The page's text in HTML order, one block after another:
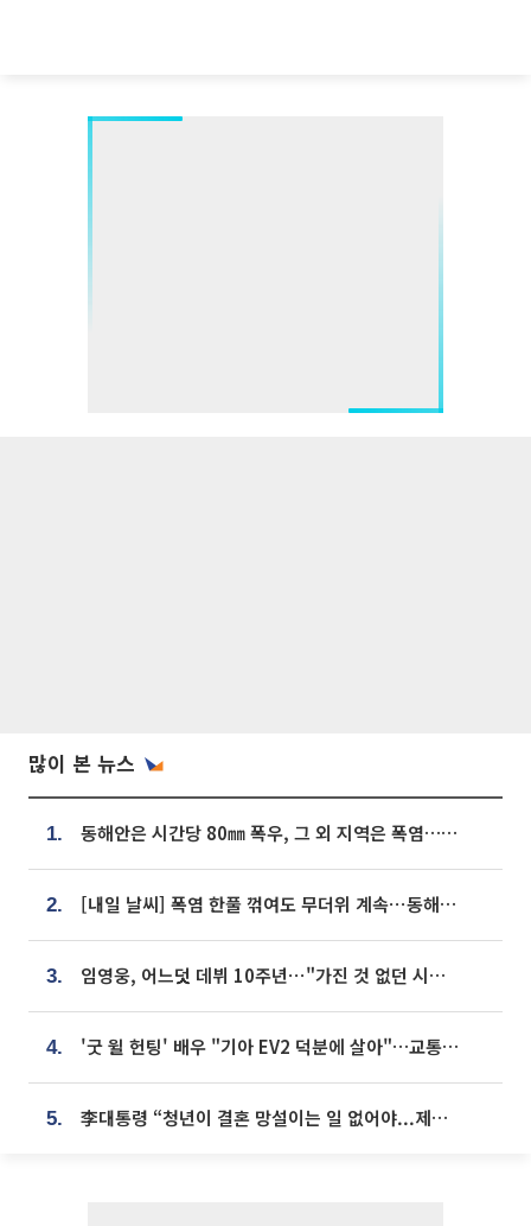
많이 본 뉴스
1. 동해안은 시간당 80㎜ 폭우, 그 외 지역은 폭염…‘극과 극 날씨’
2. [내일 날씨] 폭염 한풀 꺾여도 무더위 계속⋯동해안 이틀 연속 비
3. 임영웅, 어느덧 데뷔 10주년⋯"가진 것 없던 시절, 내 앞엔 20명의 팬뿐"
4. '굿 윌 헌팅' 배우 "기아 EV2 덕분에 살아"…교통사고 후 안전성 극찬
5. 李대통령 “청년이 결혼 망설이는 일 없어야...제도상 불이익 조사”